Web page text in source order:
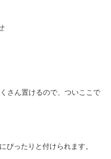
さん置けるので、ついここで
ぴったりと付けられます。